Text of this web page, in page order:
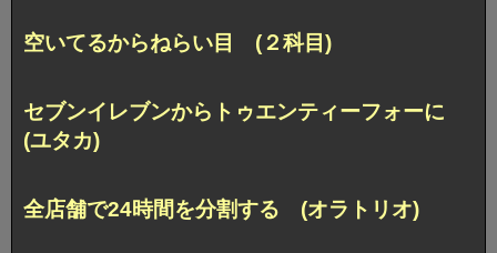
空いてるからねらい目 (２科目)
セブンイレブンからトゥエンティーフォーに
(ユタカ)
全店舗で24時間を分割する (オラトリオ)